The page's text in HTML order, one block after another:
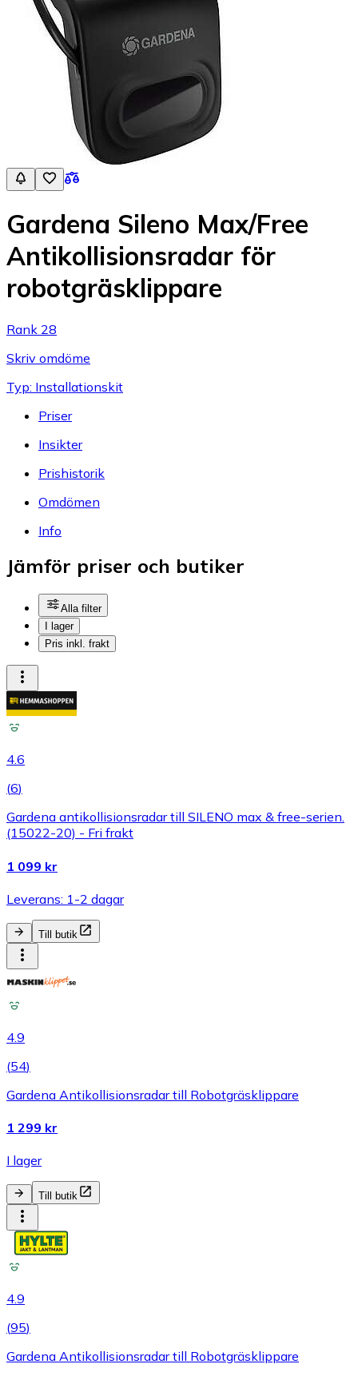
Gardena Sileno Max/Free
Antikollisionsradar för
robotgräsklippare
Rank 28
Skriv omdöme
Typ: Installationskit
Priser
Insikter
Prishistorik
Omdömen
Info
Jämför priser och butiker
Alla filter
I lager
Pris inkl. frakt
4.6
(6)
Gardena antikollisionsradar till SILENO max & free-serien.
(15022-20) - Fri frakt
1 099 kr
Leverans: 1-2 dagar
Till butik
4.9
(54)
Gardena Antikollisionsradar till Robotgräsklippare
1 299 kr
I lager
Till butik
4.9
(95)
Gardena Antikollisionsradar till Robotgräsklippare